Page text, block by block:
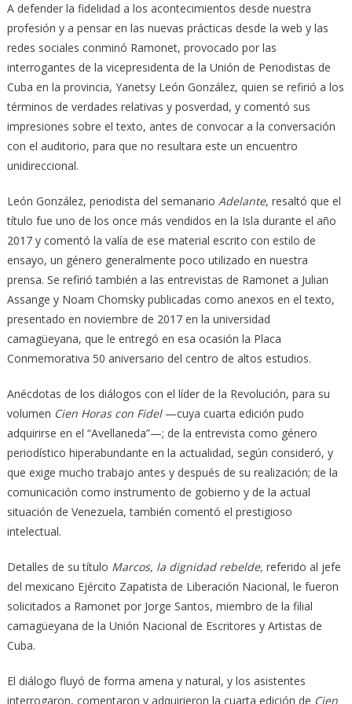
A defender la fidelidad a los acontecimientos desde nuestra
profesión y a pensar en las nuevas prácticas desde la web y las
redes sociales conminó Ramonet, provocado por las
interrogantes de la vicepresidenta de la Unión de Periodistas de
Cuba en la provincia, Yanetsy León González, quien se refirió a los
términos de verdades relativas y posverdad, y comentó sus
impresiones sobre el texto, antes de convocar a la conversación
con el auditorio, para que no resultara este un encuentro
unidireccional.
León González, periodista del semanario Adelante, resaltó que el
título fue uno de los once más vendidos en la Isla durante el año
2017 y comentó la valía de ese material escrito con estilo de
ensayo, un género generalmente poco utilizado en nuestra
prensa. Se refirió también a las entrevistas de Ramonet a Julian
Assange y Noam Chomsky publicadas como anexos en el texto,
presentado en noviembre de 2017 en la universidad
camagüeyana, que le entregó en esa ocasión la Placa
Conmemorativa 50 aniversario del centro de altos estudios.
Anécdotas de los diálogos con el líder de la Revolución, para su
volumen Cien Horas con Fidel —cuya cuarta edición pudo
adquirirse en el “Avellaneda”—; de la entrevista como género
periodístico hiperabundante en la actualidad, según consideró, y
que exige mucho trabajo antes y después de su realización; de la
comunicación como instrumento de gobierno y de la actual
situación de Venezuela, también comentó el prestigioso
intelectual.
Detalles de su título Marcos, la dignidad rebelde, referido al jefe
del mexicano Ejército Zapatista de Liberación Nacional, le fueron
solicitados a Ramonet por Jorge Santos, miembro de la filial
camagüeyana de la Unión Nacional de Escritores y Artistas de
Cuba.
El diálogo fluyó de forma amena y natural, y los asistentes
interrogaron, comentaron y adquirieron la cuarta edición de Cien